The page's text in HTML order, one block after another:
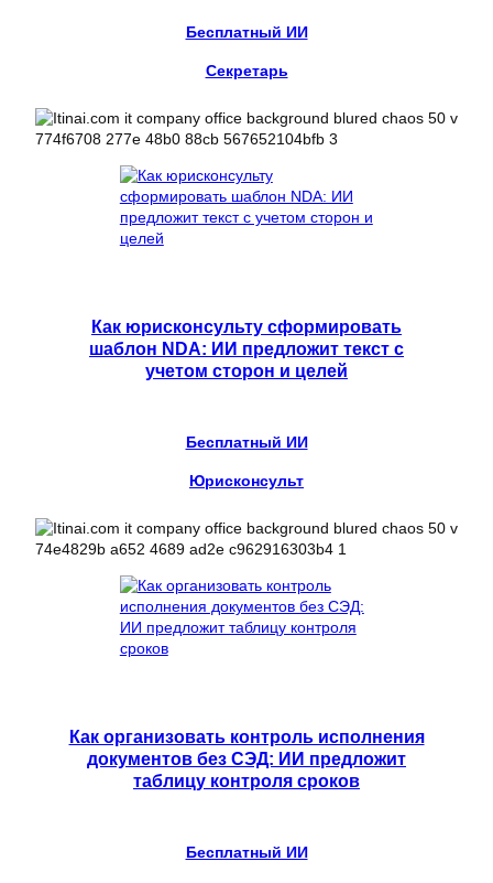
Бесплатный ИИ
Секретарь
Как юрисконсульту сформировать
шаблон NDA: ИИ предложит текст с
учетом сторон и целей
Бесплатный ИИ
Юрисконсульт
Как организовать контроль исполнения
документов без СЭД: ИИ предложит
таблицу контроля сроков
Бесплатный ИИ